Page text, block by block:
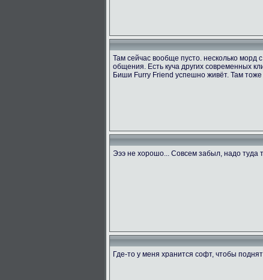
Там сейчас вообще пусто. несколько
общения. Есть куча других современных
Биши Furry Friend успешно живёт. Там тоже
Эээ не хорошо... Совсем забыл, надо туда
Где-то у меня хранится софт, чтобы